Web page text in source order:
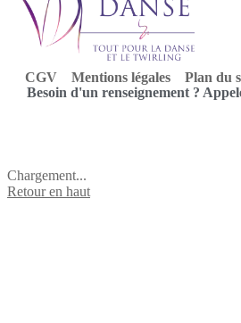
CGV Mentions légales Plan du
Besoin d'un renseignement ?
Chargement...
Retour en haut